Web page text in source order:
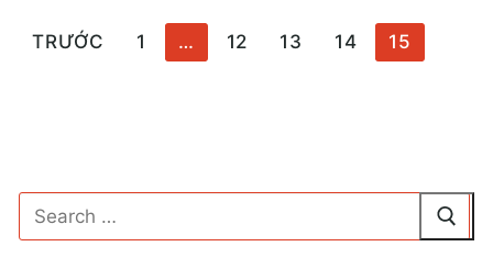
Phân
TRƯỚC 1 … 12 13 14 15
Tìm
kiếm